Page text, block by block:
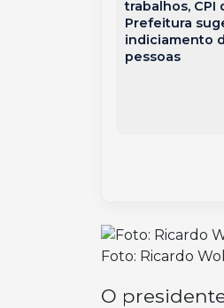
trabalhos, CPI
Prefeitura
indiciamento
pessoas
Foto: Ricardo
O